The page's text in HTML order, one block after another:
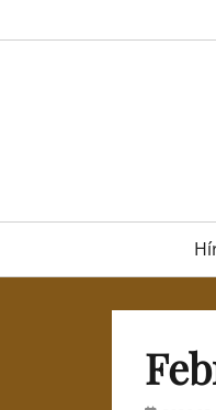
to
Primary
menu